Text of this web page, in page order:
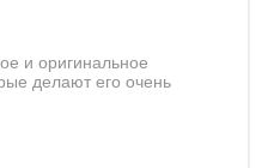
и оригинальное
делают его очень